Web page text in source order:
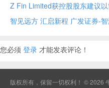
Z Fin Limited获控股股东建议
您必须 登录 才能发表评论！
版权所有，保留一切权利！ © 2026